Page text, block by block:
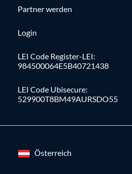
Partner werden
Login
LEI Code Register-LEI:
984500064E5B40721438
LEI Code Ubisecure:
529900T8BM49AURSDO55
Österreich